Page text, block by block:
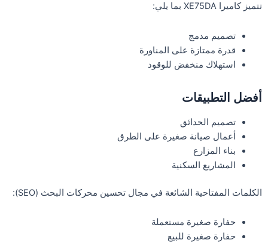
تتميز كاميرا XE75DA بما يلي:
تصميم مدمج
قدرة ممتازة على المناورة
استهلاك منخفض للوقود
أفضل التطبيقات
تصميم الحدائق
أعمال صيانة صغيرة على الطرق
بناء المزارع
المشاريع السكنية
الكلمات المفتاحية الشائعة في مجال تحسين محركات البحث (SEO):
حفارة صغيرة مستعملة
حفارة صغيرة للبيع